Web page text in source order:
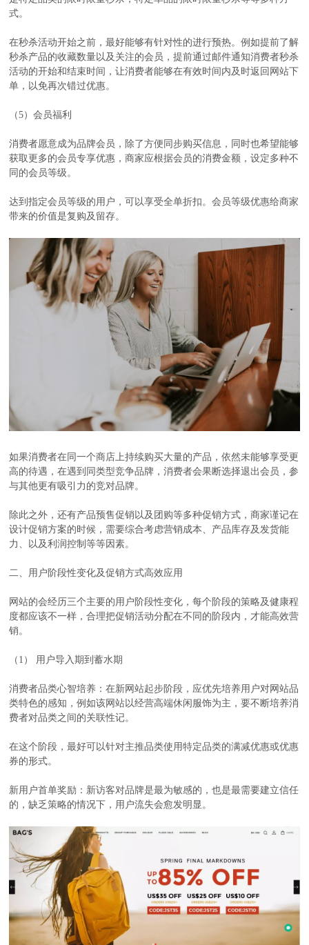
式。
在秒杀活动开始之前，最好能够有针对性的进行预热。例如提前了解
秒杀产品的收藏数量以及关注的会员，提前通过邮件通知消费者秒杀
活动的开始和结束时间，让消费者能够在有效时间内及时返回网站下
单，以免再次错过优惠。
（5）会员福利
消费者愿意成为品牌会员，除了方便同步购买信息，同时也希望能够
获取更多的会员专享优惠，商家应根据会员的消费金额，设定多种不
同的会员等级。
达到指定会员等级的用户，可以享受全单折扣。会员等级优惠给商家
带来的价值是复购及留存。
如果消费者在同一个商店上持续购买大量的产品，依然未能够享受更
高的待遇，在遇到同类型竞争品牌，消费者会果断选择退出会员，参
与其他更有吸引力的竞对品牌。
除此之外，还有产品预售促销以及团购等多种促销方式，商家谨记在
设计促销方案的时候，需要综合考虑营销成本、产品库存及发货能
力、以及利润控制等等因素。
二、用户阶段性变化及促销方式高效应用
网站的会经历三个主要的用户阶段性变化，每个阶段的策略及健康程
度都应该不一样，合理把促销活动分配在不同的阶段内，才能高效营
销。
（1） 用户导入期到蓄水期
消费者品类心智培养：在新网站起步阶段，应优先培养用户对网站品
类特色的感知，例如该网站以经营高端休闲服饰为主，要不断培养消
费者对品类之间的关联性记。
在这个阶段，最好可以针对主推品类使用特定品类的满减优惠或优惠
券的形式。
新用户首单奖励：新访客对品牌是最为敏感的，也是最需要建立信任
的，缺乏策略的情况下，用户流失会愈发明显。